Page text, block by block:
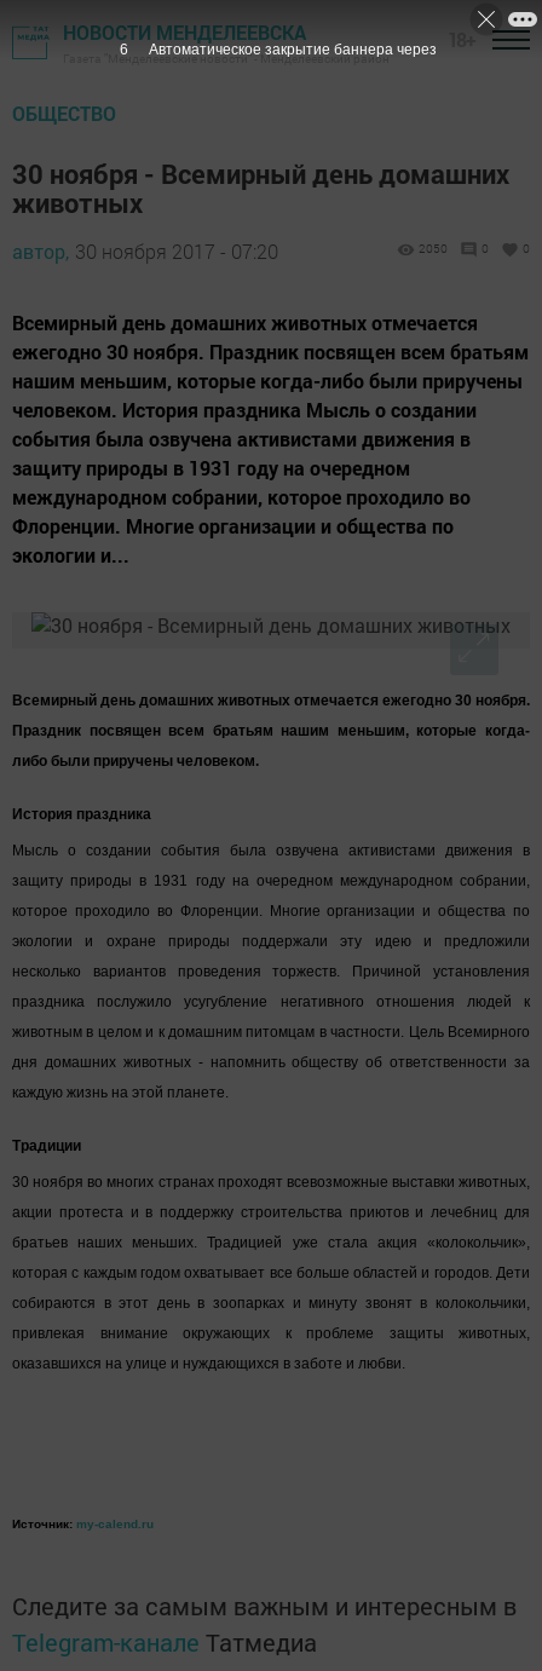
НОВОСТИ МЕНДЕЛЕЕВСКА
Газета "Менделеевские новости" - Менделеевский район
ОБЩЕСТВО
30 ноября - Всемирный день домашних
животных
автор, 30 ноября 2017 - 07:20 2050 0 0
Всемирный день домашних животных отмечается
ежегодно 30 ноября. Праздник посвящен всем братьям
нашим меньшим, которые когда-либо были приручены
человеком. История праздника Мысль о создании
события была озвучена активистами движения в
защиту природы в 1931 году на очередном
международном собрании, которое проходило во
Флоренции. Многие организации и общества по
экологии и...
Всемирный день домашних животных отмечается ежегодно 30 ноября.
Праздник посвящен всем братьям нашим меньшим, которые когда-
либо были приручены человеком.
История праздника
Мысль о создании события была озвучена активистами движения в
защиту природы в 1931 году на очередном международном собрании,
которое проходило во Флоренции. Многие организации и общества по
экологии и охране природы поддержали эту идею и предложили
несколько вариантов проведения торжеств. Причиной установления
праздника послужило усугубление негативного отношения людей к
животным в целом и к домашним питомцам в частности. Цель Всемирного
дня домашних животных - напомнить обществу об ответственности за
каждую жизнь на этой планете.
Традиции
30 ноября во многих странах проходят всевозможные выставки животных,
акции протеста и в поддержку строительства приютов и лечебниц для
братьев наших меньших. Традицией уже стала акция «колокольчик»,
которая с каждым годом охватывает все больше областей и городов. Дети
собираются в этот день в зоопарках и минуту звонят в колокольчики,
привлекая внимание окружающих к проблеме защиты животных,
оказавшихся на улице и нуждающихся в заботе и любви.
Источник: my-calend.ru
Следите за самым важным и интересным в
Telegram-канале Татмедиа
5 Автоматическое закрытие баннера через